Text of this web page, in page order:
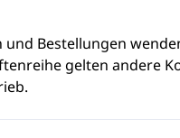
Bestellungen
gelten andere